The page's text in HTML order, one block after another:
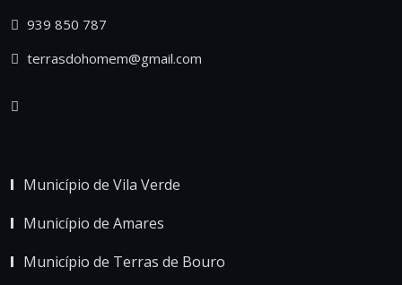
939 850 787
terrasdohomem@gmail.com
Município de Vila Verde
Município de Amares
Município de Terras de Bouro